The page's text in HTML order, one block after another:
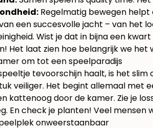
Regelmatig bewegen
een succesvolle jacht – van het
Wist je dat in bijna een
Het laat zien hoe belangrijk we het
om tot een speelparadijs
tevoorschijn haalt, is het
veiliger. Het begint allemaal met
kattenoog door de kamer. Zie je
En check je planten! Veel
onweerstaanbaar